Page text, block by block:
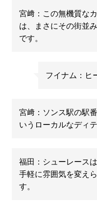
宮﨑：この無機質な
は、まさにその街並
です。
フイナム：ヒ
宮﨑：ソンス駅の駅
いうローカルなディ
福田：シューレース
手軽に雰囲気を変え
す。